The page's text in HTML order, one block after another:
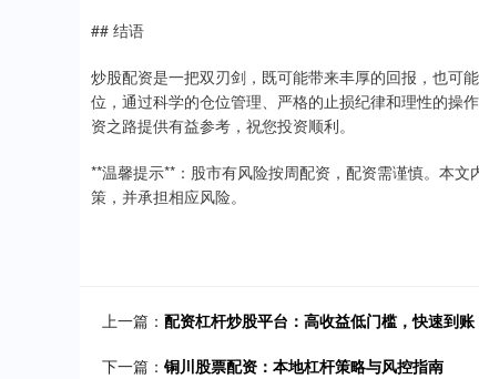
## 结语
炒股配资是一把双刃剑，既可能带来丰厚的回报，也可
位，通过科学的仓位管理、严格的止损纪律和理性的操
资之路提供有益参考，祝您投资顺利。
**温馨提示**：股市有风险按周配资，配资需谨慎。本
策，并承担相应风险。
上一篇： 配资杠杆炒股平台：高收益低门槛，快速到账
下一篇： 铜川股票配资：本地杠杆策略与风控指南